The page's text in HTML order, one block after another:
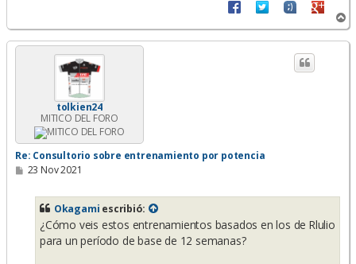
r
r
tolkien24
MITICO DEL FORO
Re: Consultorio sobre entrenamiento por potencia
M
23 Nov 2021
Okagami escribió:
¿Cómo veis estos entrenamientos basados en los de Rlulio
para un período de base de 12 semanas?